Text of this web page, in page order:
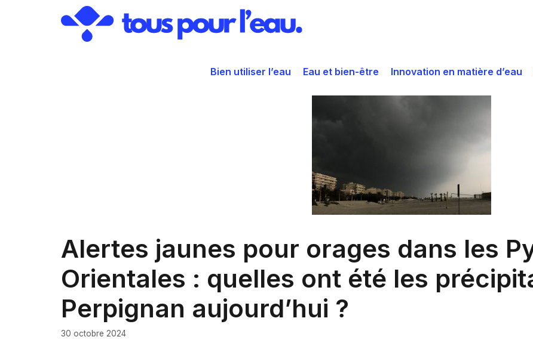
Bien utiliser l’eau Eau et bien-être Innovation en matière d’eau
Alertes jaunes pour orages dans les
Orientales : quelles ont été les
Perpignan aujourd’hui ?
30 octobre 2024